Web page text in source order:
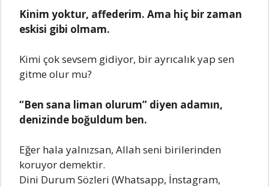
Kinim yoktur, affederim. Ama hiç bir zaman
eskisi gibi olmam.
Kimi çok sevsem gidiyor, bir ayrıcalık yap sen
gitme olur mu?
“Ben sana liman olurum” diyen adamın,
denizinde boğuldum ben.
Eğer hala yalnızsan, Allah seni birilerinden
koruyor demektir.
Dini Durum Sözleri (Whatsapp, İnstagram,